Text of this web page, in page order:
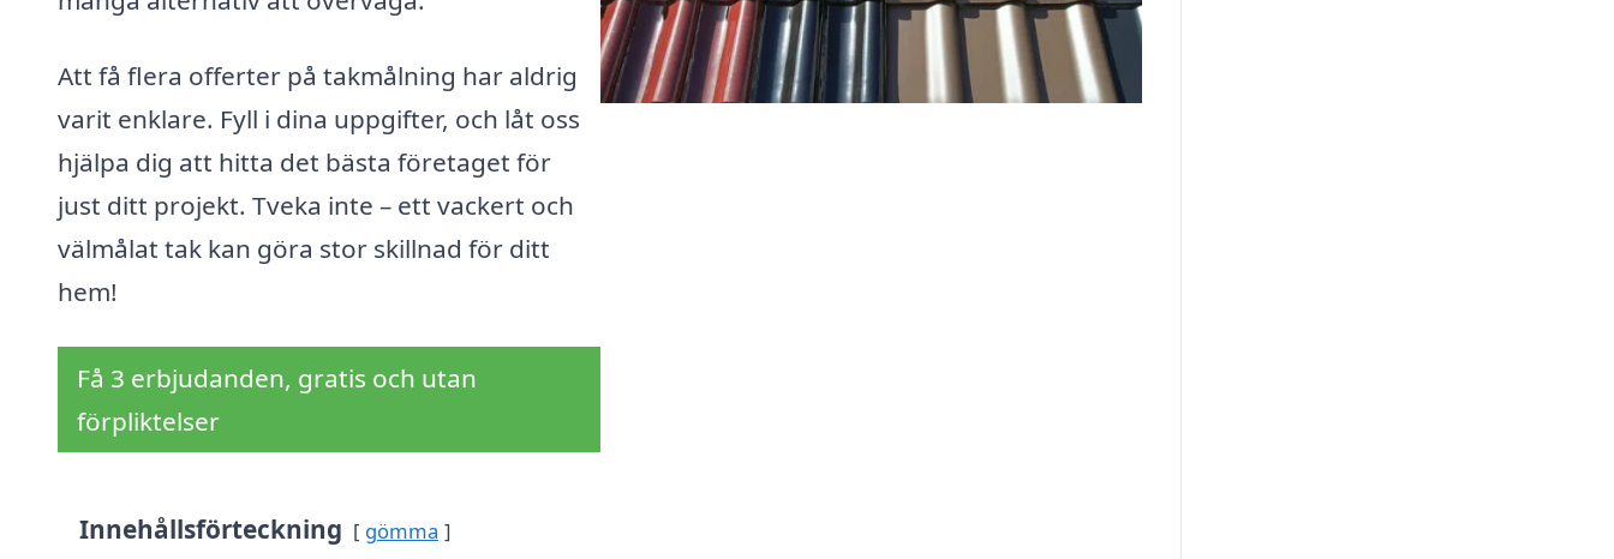
Att få flera offerter på takmålning har aldrig
varit enklare. Fyll i dina uppgifter, och låt oss
hjälpa dig att hitta det bästa företaget för
just ditt projekt. Tveka inte – ett vackert och
välmålat tak kan göra stor skillnad för ditt
hem!
Få 3 erbjudanden, gratis och utan
förpliktelser
Innehållsförteckning gömma